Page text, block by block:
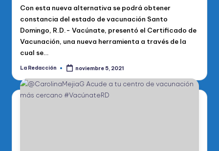
P
R
M
Con esta nueva alternativa se podrá obtener
constancia del estado de vacunación Santo
Domingo, R.D.- Vacúnate, presentó el Certificado de
Vacunación, una nueva herramienta a través de la
cual se…
Publicado
La Redacción noviembre 5, 2021